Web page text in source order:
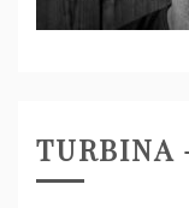
TURBINA